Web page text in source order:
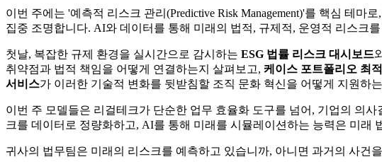
이번 주에는 '예측적 리스크 관리(Predictive Risk Management)'를 핵심 테
집중 조명합니다. AI와 데이터를 통해 미래의 법적, 규제적, 운영적 리스크
첫날, 복잡한 규제 환경을 실시간으로 감시하는 ESG 법률 리스크 대시보드
취약점과 법적 책임을 어떻게 연결하는지 살펴보고, 케이스 포트폴리오 최
서비스가 이러한 기술적 변화를 뒷받침할 조직 문화 혁신을 어떻게 지원하
이번 주 모델들은 리걸테크가 단순한 업무 효율화 도구를 넘어, 기업의 의
크를 데이터로 정량화하고, AI를 통해 미래를 시뮬레이션하는 능력은 미
귀사의 법무팀은 미래의 리스크를 예측하고 있습니까, 아니면 과거의 사건